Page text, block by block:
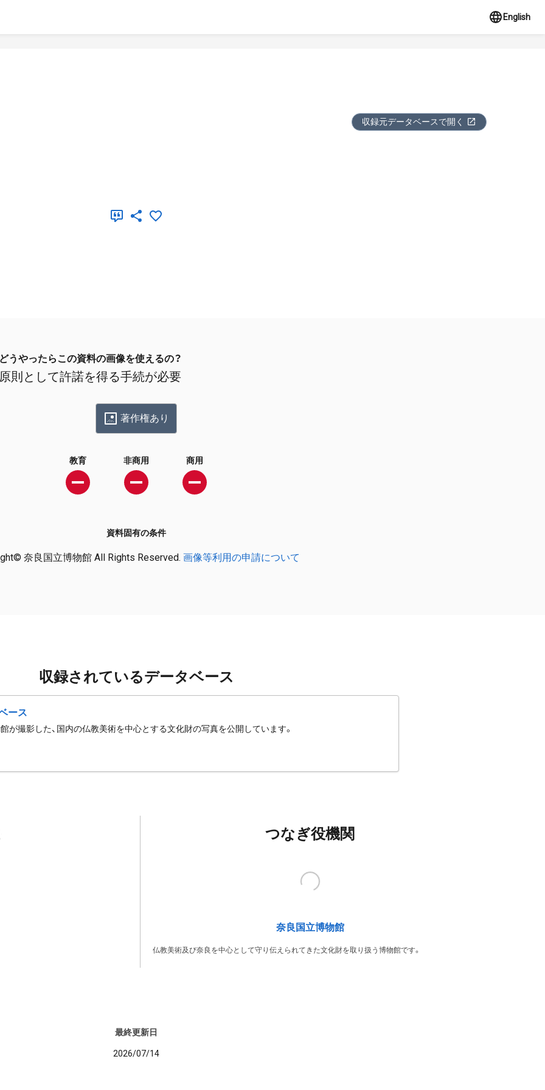
English
収録元データベースで開く
どうやったらこの資料の画像を使えるの？
原則として許諾を得る手続が必要
著作権あり
教育 非商用 商用
資料固有の条件
奈良国立博物館 All Rights Reserved. 画像等利用の申請について
収録されているデータベース
ース
が撮影した、国内の仏教美術を中心とする文化財の写真を公開しています。
つなぎ役機関
奈良国立博物館
仏教美術及び奈良を中心として守り伝えられてきた文化財を取り扱う博物館です。
最終更新日
2026/07/14